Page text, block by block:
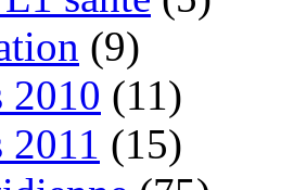
(9)
2010 (11)
2011 (15)